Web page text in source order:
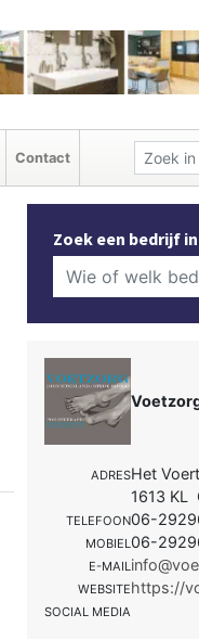
Contact
Zoek een bedrijf
ADRESHet
1613 KL
TELEFOON06-
MOBIEL06-
E-MAIL
WEBSITEhttps://
SOCIAL MEDIA